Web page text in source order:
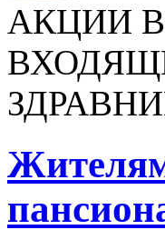
АКЦИИ